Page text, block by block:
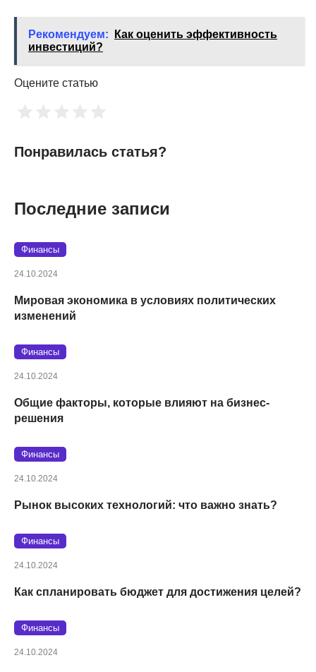
Рекомендуем:
Как оценить эффективность
инвестиций?
Оцените статью
Понравилась статья?
Последние записи
Финансы
24.10.2024
Мировая экономика в условиях политических
изменений
Финансы
24.10.2024
Общие факторы, которые влияют на бизнес-
решения
Финансы
24.10.2024
Рынок высоких технологий: что важно знать?
Финансы
24.10.2024
Как спланировать бюджет для достижения целей?
Финансы
24.10.2024